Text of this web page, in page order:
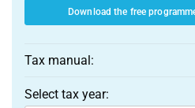
Download the free
Tax manual:
Select tax year: